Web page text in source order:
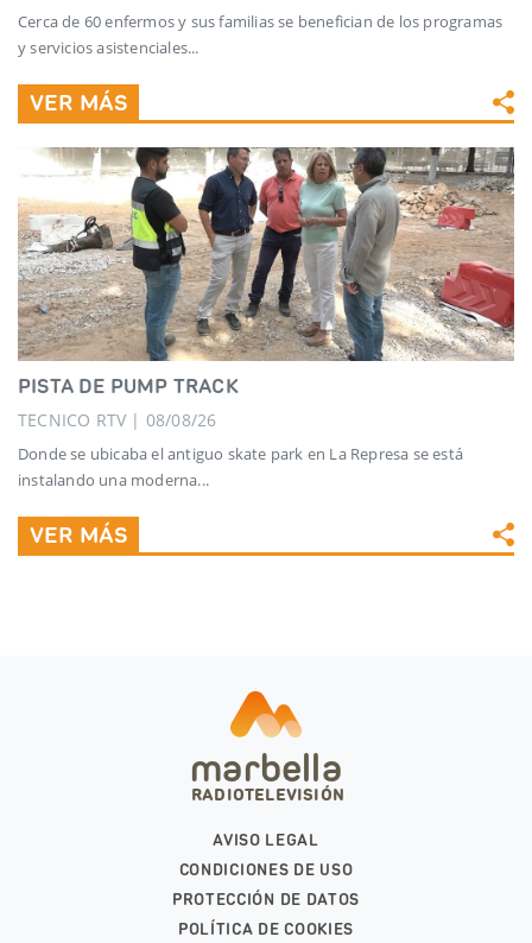
Cerca de 60 enfermos y sus familias se benefician de los programas
y servicios asistenciales...
VER MÁS
PISTA DE PUMP TRACK
TECNICO RTV | 08/08/26
Donde se ubicaba el antiguo skate park en La Represa se está
instalando una moderna...
VER MÁS
marbella
RADIOTELEVISIÓN
AVISO LEGAL
CONDICIONES DE USO
PROTECCIÓN DE DATOS
POLÍTICA DE COOKIES